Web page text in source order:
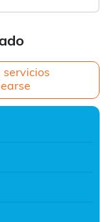
servicios